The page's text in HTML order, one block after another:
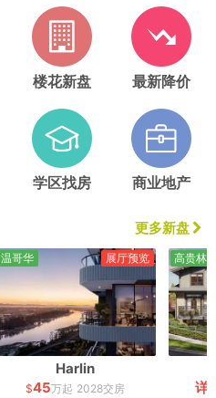
楼花新盘 最新降价
学区找房 商业地产
更多新盘
Harlin
$45万起 2028交房
温哥华 展厅预览
详
高贵林